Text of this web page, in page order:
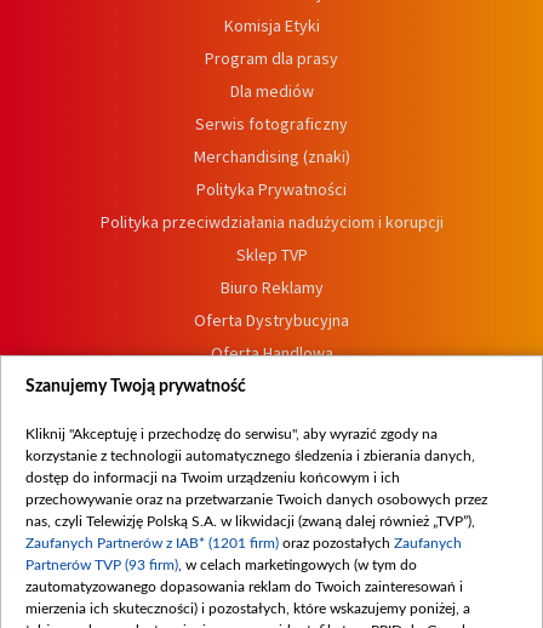
Komisja Etyki
Program dla prasy
Dla mediów
Serwis fotograficzny
Merchandising (znaki)
Polityka Prywatności
Polityka przeciwdziałania nadużyciom i korupcji
Sklep TVP
Biuro Reklamy
Oferta Dystrybucyjna
Oferta Handlowa
Dostępność
Procedura zgłoszeń wewnętrznych
Szanujemy Twoją prywatność
Kliknij "Akceptuję i przechodzę do serwisu", aby wyrazić zgody na
korzystanie z technologii automatycznego śledzenia i zbierania danych,
dostęp do informacji na Twoim urządzeniu końcowym i ich
przechowywanie oraz na przetwarzanie Twoich danych osobowych przez
nas, czyli Telewizję Polską S.A. w likwidacji (zwaną dalej również „TVP”),
Zaufanych Partnerów z IAB* (1201 firm) oraz pozostałych Zaufanych
Partnerów TVP (93 firm) , w celach marketingowych (w tym do
zautomatyzowanego dopasowania reklam do Twoich zainteresowań i
mierzenia ich skuteczności) i pozostałych, które wskazujemy poniżej, a